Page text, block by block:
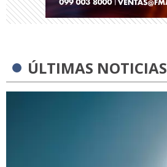
ÚLTIMAS NOTICIAS